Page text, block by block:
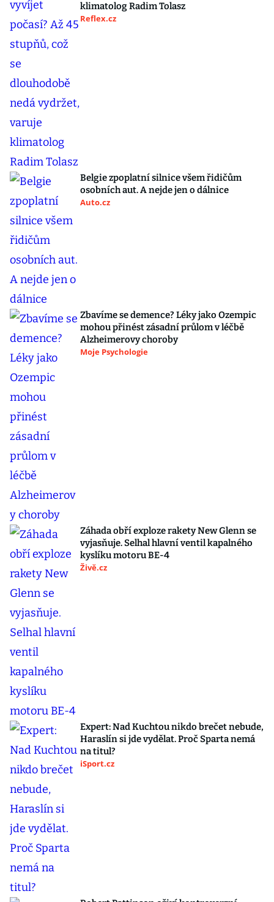
klimatolog Radim Tolasz
Reflex.cz
Belgie zpoplatní silnice všem řidičům
osobních aut. A nejde jen o dálnice
Auto.cz
Zbavíme se demence? Léky jako Ozempic
mohou přinést zásadní průlom v léčbě
Alzheimerovy choroby
Moje Psychologie
Záhada obří exploze rakety New Glenn se
vyjasňuje. Selhal hlavní ventil kapalného
kyslíku motoru BE-4
Živě.cz
Expert: Nad Kuchtou nikdo brečet nebude,
Haraslín si jde vydělat. Proč Sparta nemá
na titul?
iSport.cz